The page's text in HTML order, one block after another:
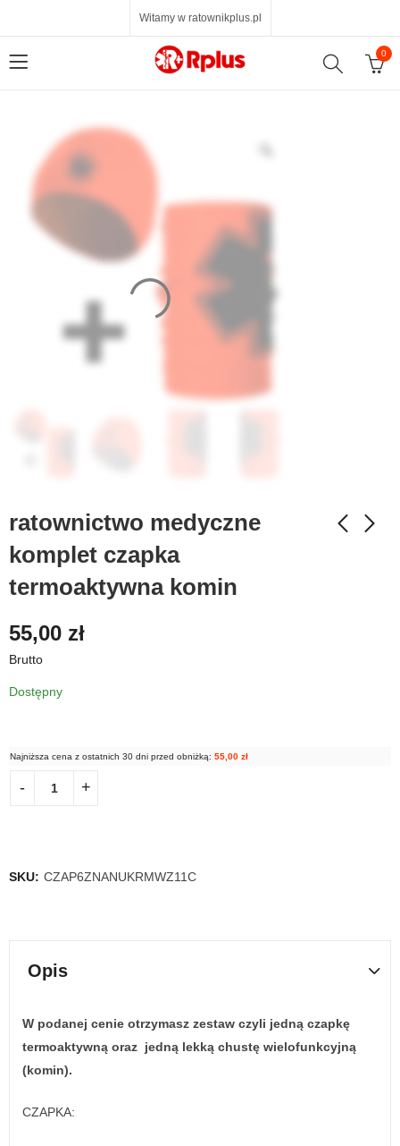
Witamy w ratownikplus.pl
0
ratownictwo medyczne
komplet czapka
termoaktywna komin
55,00 zł
Brutto
Dostępny
Najniższa cena z ostatnich 30 dni przed obniżką: 55,00 zł
SKU: CZAP6ZNANUKRMWZ11C
Opis
W podanej cenie otrzymasz zestaw czyli jedną czapkę
termoaktywną oraz jedną lekką chustę wielofunkcyjną
(komin).
CZAPKA: